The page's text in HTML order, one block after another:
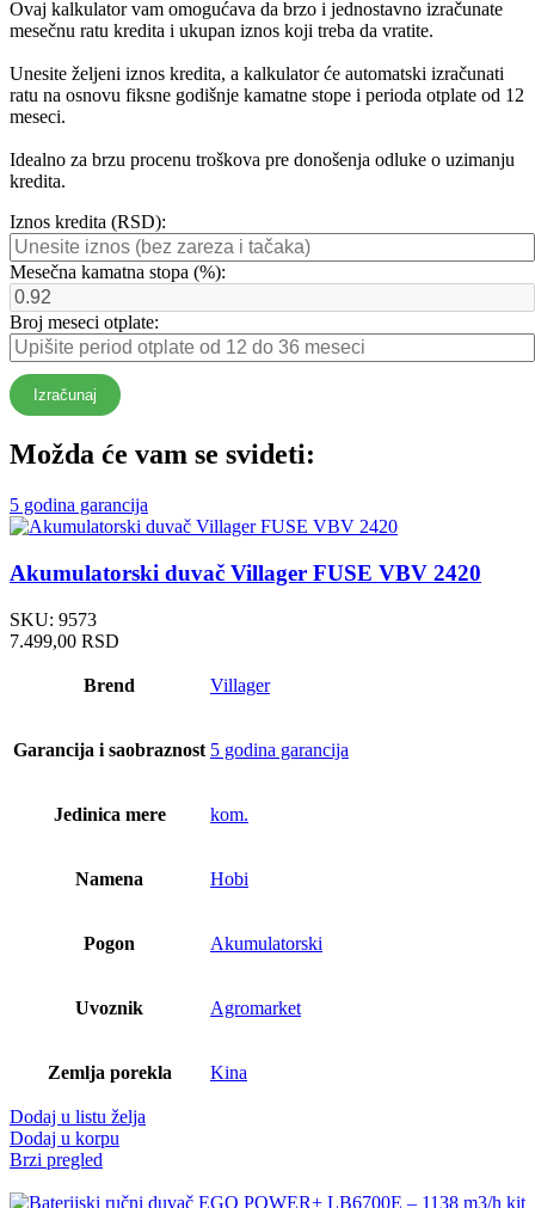
Ovaj kalkulator vam omogućava da brzo i jednostavno izračunate
mesečnu ratu kredita i ukupan iznos koji treba da vratite.
Unesite željeni iznos kredita, a kalkulator će automatski izračunati
ratu na osnovu fiksne godišnje kamatne stope i perioda otplate od 12
meseci.
Idealno za brzu procenu troškova pre donošenja odluke o uzimanju
kredita.
Iznos kredita (RSD):
Mesečna kamatna stopa (%):
Broj meseci otplate:
Izračunaj
Možda će vam se svideti:
5 godina garancija
Akumulatorski duvač Villager FUSE VBV 2420
SKU: 9573
7.499,00 RSD
Brend Villager
Garancija i saobraznost 5 godina garancija
Jedinica mere kom.
Namena Hobi
Pogon Akumulatorski
Uvoznik Agromarket
Zemlja porekla Kina
Dodaj u listu želja
Dodaj u korpu
Brzi pregled